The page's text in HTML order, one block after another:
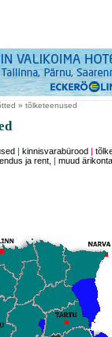
» tõlketeenused
kinnisvarabürood |
ja rent,
|muud